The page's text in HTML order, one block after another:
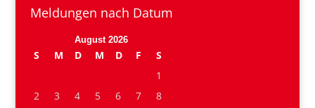
Meldungen nach Datum
August 2026
S M D M D F
S
1
2
3 4 5 6 7
8